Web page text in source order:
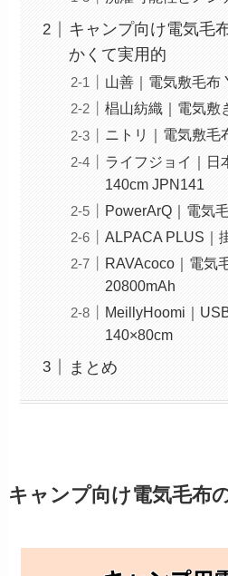
キャンプ向け電気毛
かくて実用的
山善｜電気敷毛布
椙山紡織｜電気敷
ニトリ｜電気敷毛
ライフジョイ｜日
140cm JPN141
PowerArQ｜電気
ALPACA PLUS｜
RAVAcoco｜電気
20800mAh
MeillyHoomi｜
140×80cm
まとめ
キャンプ向け電気毛布